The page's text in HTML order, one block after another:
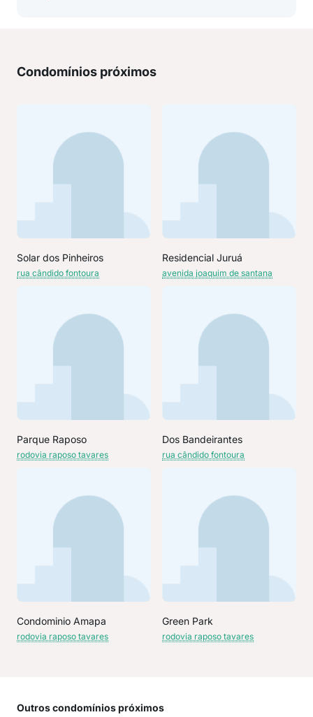
Condomínios próximos
Solar dos Pinheiros
rua cândido fontoura
Residencial Juruá
avenida joaquim de santana
Parque Raposo
rodovia raposo tavares
Dos Bandeirantes
rua cândido fontoura
Condominio Amapa
rodovia raposo tavares
Green Park
rodovia raposo tavares
Outros condomínios próximos